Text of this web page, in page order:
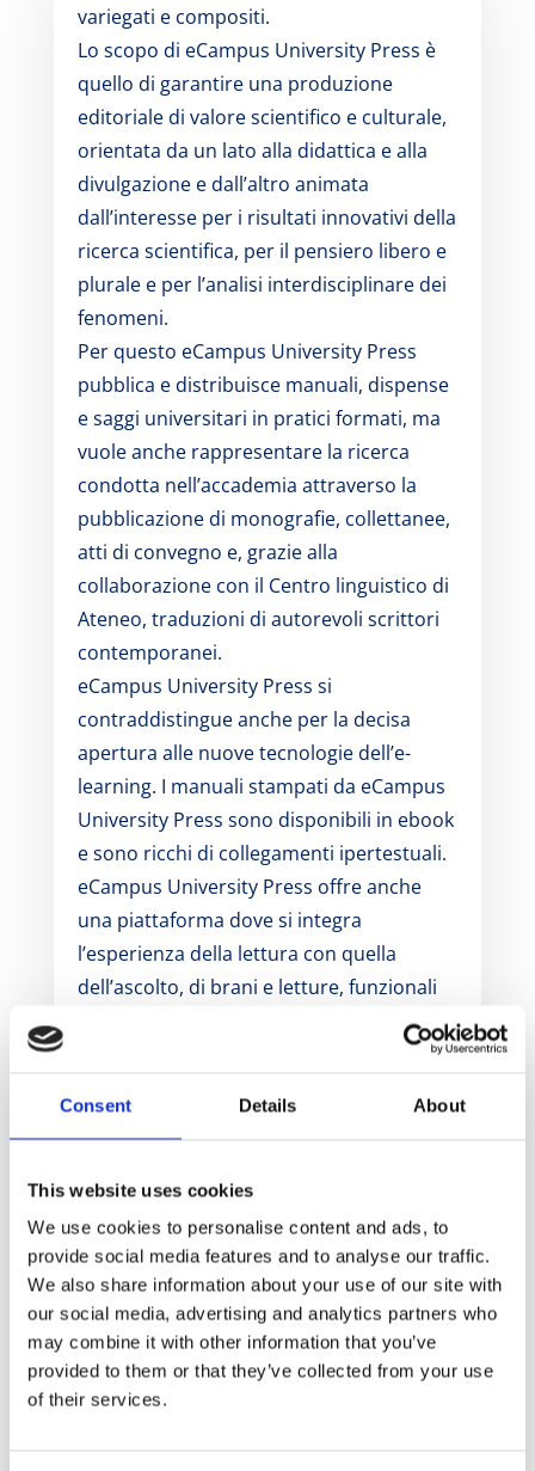
Consent Details About
This website uses cookies
We use cookies to personalise content and ads, to
provide social media features and to analyse our traffic.
We also share information about your use of our site with
our social media, advertising and analytics partners who
may combine it with other information that you’ve
provided to them or that they’ve collected from your use
of their services.
variegati e compositi.
Lo scopo di eCampus University Press è
quello di garantire una produzione
editoriale di valore scientifico e culturale,
orientata da un lato alla didattica e alla
divulgazione e dall’altro animata
dall’interesse per i risultati innovativi della
ricerca scientifica, per il pensiero libero e
plurale e per l’analisi interdisciplinare dei
fenomeni.
Per questo eCampus University Press
pubblica e distribuisce manuali, dispense
e saggi universitari in pratici formati, ma
vuole anche rappresentare la ricerca
condotta nell’accademia attraverso la
pubblicazione di monografie, collettanee,
atti di convegno e, grazie alla
collaborazione con il Centro linguistico di
Ateneo, traduzioni di autorevoli scrittori
contemporanei.
eCampus University Press si
contraddistingue anche per la decisa
apertura alle nuove tecnologie dell’e-
learning. I manuali stampati da eCampus
University Press sono disponibili in ebook
e sono ricchi di collegamenti ipertestuali.
eCampus University Press offre anche
una piattaforma dove si integra
l’esperienza della lettura con quella
dell’ascolto, di brani e letture, funzionali
University Press sono offerte in open
cui poggia la casa editrice: la circolazione
della conoscenza.
Riguardo a quest’ultimo punto, eCampus
University Press mostra infatti anche una
chiara volontà di diffondere le
acquisizioni scientifiche maturate nelle
realtà universitarie a un pubblico il più